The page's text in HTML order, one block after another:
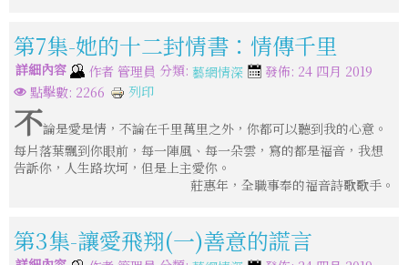
第7集-她的十二封情書：情傳千里
詳細內容 作者 管理員 分類: 藝網情深
發佈: 24 四月 2019
點擊數: 2266
列印
不論是愛是情，不論在千里萬里之外，你都可以聽到我的心意。
每片落葉飄到你眼前，每一陣風、每一朵雲，寫的都是福音，我想
告訴你，人生路坎坷，但是上主愛你。
莊惠年，全職事奉的福音詩歌歌手。
第3集-讓愛飛翔(一)善意的謊言